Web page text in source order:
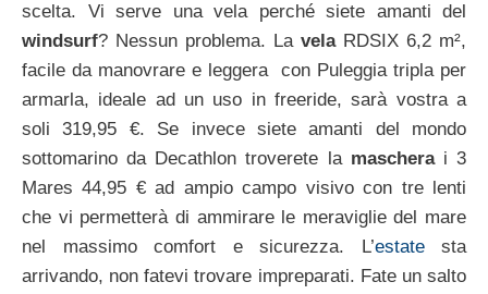
scelta. Vi serve una vela perché siete amanti del
windsurf? Nessun problema. LavelaRDSIX 6,2 m²,
facile da manovrare e leggera con Puleggia tripla per
armarla, ideale ad un uso in freeride, sarà vostra a
soli 319,95 €. Se invece siete amanti del mondo
sottomarino da Decathlon troverete la mascherai 3
Mares 44,95 € ad ampio campo visivo con tre lenti
che vi permetterà di ammirare le meraviglie del mare
nel massimo comfort e sicurezza. L’estatesta
arrivando, non fatevi trovare impreparati. Fate un salto